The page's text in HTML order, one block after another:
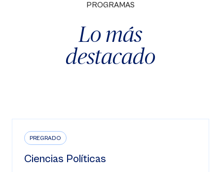
PROGRAMAS
Lo más
destacado
PREGRADO
Ciencias Políticas